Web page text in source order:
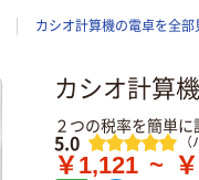
カシオ計算機の電卓を全部
カシオ計算
２つの税率を簡単
レビュー
5.0
￥1,121 ~